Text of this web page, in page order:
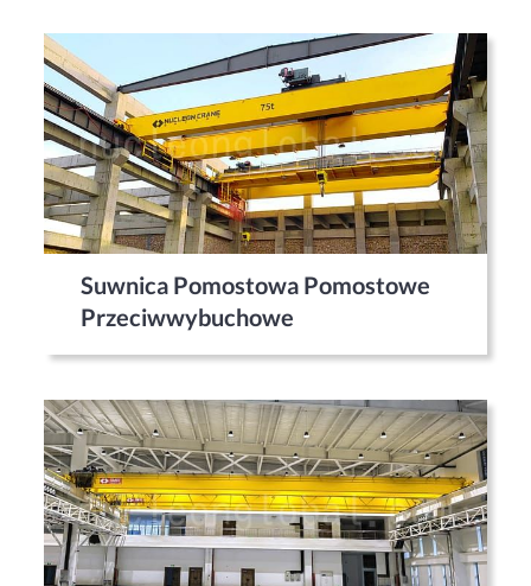
Suwnica Pomostowa Pomostowe
Przeciwwybuchowe